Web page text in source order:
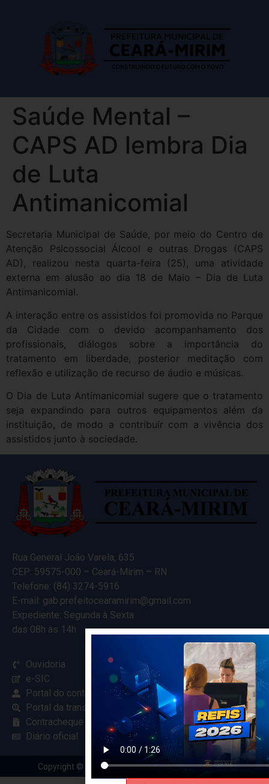
Saúde Mental –
CAPS AD lembra Dia
de Luta
Antimanicomial
Secretaria Municipal de Saúde, por meio do Centro de
Atenção Psicossocial Álcool e outras Drogas (CAPS
AD), realizou nesta quarta-feira (25), uma atividade
externa em alusão ao dia 18 de Maio – Dia de Luta
Antimanicomial.
A interação entre os assistidos foi promovida no Parque
da Cidade com o devido acompanhamento dos
profissionais, diálogos sobre a importância do
tratamento em liberdade, posterior meditação com
reflexão e utilização de recurso de áudio e músicas.
O Dia de Luta Antimanicomial sugere que o tratamento
seja expandindo para outros equipamentos além da
instituição, de modo a contribuir com a vivência dos
assistidos junto à sociedade.
Rua General João Varela, 635
CEP: 59575-000 – Ceará-Mirim – RN
Telefone: (84) 3274-5916
E-mail: gab.prefeitocearamirim@gmail.com
Expediente: Segunda à Sexta
das 08h às 14h
Ouvidoria
e-SIC
Portal do contribuinte
Portal da transparência
Contracheque online
Diário oficial
Copyright © 2024 Criado com pela Renovar Web